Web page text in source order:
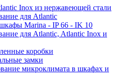
Inox из нержавеющей стали
для Atlantic
Marina - IP 66 - IK 10
для Atlantic, Atlantic Inox и
коробки
замки
микроклимата в шкафах и